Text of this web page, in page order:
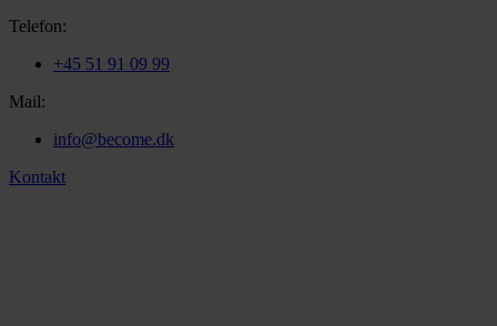
Telefon:
+45 51 91 09 99
Mail:
info@become.dk
Kontakt